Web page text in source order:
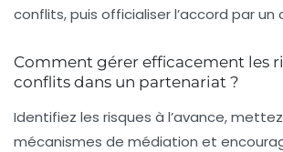
conflits, puis officialiser l’accord par
Comment gérer efficacement les
conflits dans un partenariat ?
Identifiez les risques à l’avance,
mécanismes de médiation et